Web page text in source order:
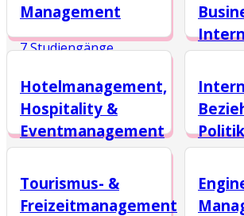
Management
7 Studiengänge
3
Hotelmanagement,
Hospitality &
Eventmanagement
Tourismus- &
Freizeitmanagement